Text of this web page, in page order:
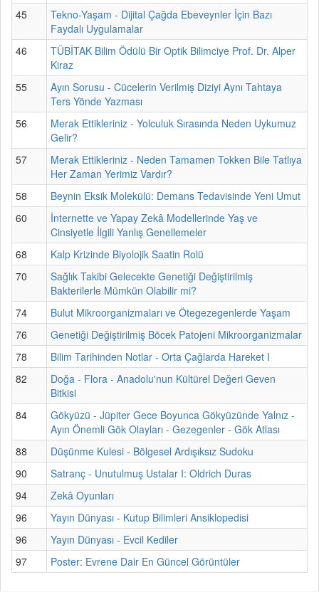
45
Tekno-Yaşam - Dijital Çağda Ebeveynler İçin Bazı
Faydalı Uygulamalar
46
TÜBİTAK Bilim Ödülü Bir Optik Bilimciye Prof. Dr. Alper
Kiraz
55
Ayın Sorusu - Cücelerin Verilmiş Diziyi Aynı Tahtaya
Ters Yönde Yazması
56
Merak Ettikleriniz - Yolculuk Sırasında Neden Uykumuz
Gelir?
57
Merak Ettikleriniz - Neden Tamamen Tokken Bile Tatlıya
Her Zaman Yerimiz Vardır?
58
Beynin Eksik Molekülü: Demans Tedavisinde Yeni Umut
60
İnternette ve Yapay Zekâ Modellerinde Yaş ve
Cinsiyetle İlgili Yanlış Genellemeler
68
Kalp Krizinde Biyolojik Saatin Rolü
70
Sağlık Takibi Gelecekte Genetiği Değiştirilmiş
Bakterilerle Mümkün Olabilir mi?
74
Bulut Mikroorganizmaları ve Ötegezegenlerde Yaşam
76
Genetiği Değiştirilmiş Böcek Patojeni Mikroorganizmalar
78
Bilim Tarihinden Notlar - Orta Çağlarda Hareket I
82
Doğa - Flora - Anadolu'nun Kültürel Değeri Geven
Bitkisi
84
Gökyüzü - Jüpiter Gece Boyunca Gökyüzünde Yalnız -
Ayın Önemli Gök Olayları - Gezegenler - Gök Atlası
88
Düşünme Kulesi - Bölgesel Ardışıksız Sudoku
90
Satranç - Unutulmuş Ustalar I: Oldrich Duras
94
Zekâ Oyunları
96
Yayın Dünyası - Kutup Bilimleri Ansiklopedisi
96
Yayın Dünyası - Evcil Kediler
97
Poster: Evrene Dair En Güncel Görüntüler